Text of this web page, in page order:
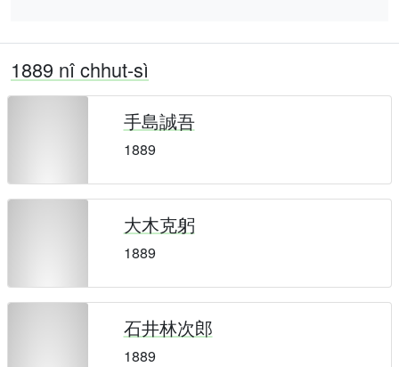
1889 nî chhut-sì
手島誠吾
1889
大木克躬
1889
石井林次郎
1889